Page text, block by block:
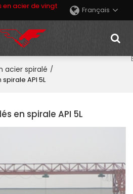
acier de vingt
Français
acier spiralé /
API 5L
en spirale API 5L